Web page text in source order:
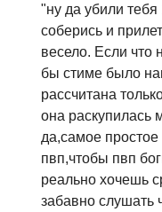
"ну да убили
соберись и
весело. Если что
бы стиме было
рассчитана
она раскупилась
да,самое
пвп,чтобы пвп
реально хочешь
забавно слушать